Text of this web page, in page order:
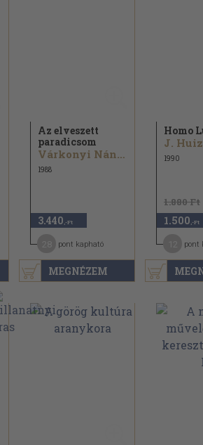
MEGNÉZEM
Az elveszett
paradicsom
Várkonyi Nándor
1988
3.440 ,-Ft
pont kapható
Homo
J.
1990
1.880 Ft
1.500 ,-Ft
pont